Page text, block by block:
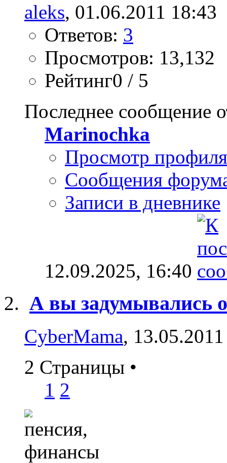
aleks, 01.06.2011 18:43
Ответов: 3
Просмотров: 13,132
Рейтинг0 / 5
Последнее сообщение
Marinochka
Просмотр профиля
Сообщения
Записи в дневнике
12.09.2025, 16:40
А вы задумывались
CyberMama,
2 Страницы •
1 2